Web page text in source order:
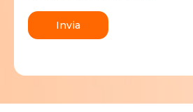
Invia